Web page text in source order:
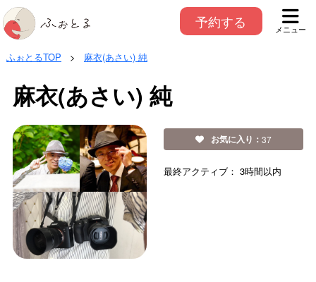
予約する メニュー
ふぉとるTOP > 麻衣(あさい) 純
麻衣(あさい) 純
お気に入り：37
最終アクティブ： 3時間以内